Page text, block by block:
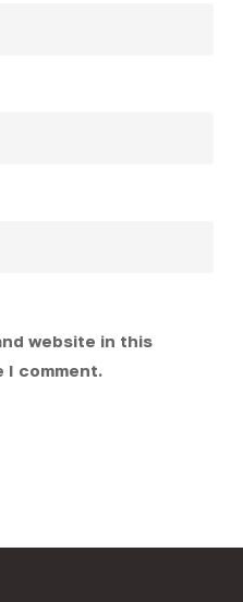
website in this
I comment.